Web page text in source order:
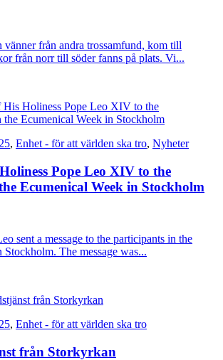
från andra trossamfund, kom till
från norr till söder fanns på plats. Vi...
, Enhet - för att världen ska tro, Nyheter
Pope Leo XIV to the
Ecumenical Week in Stockholm
sent a message to the participants in the
The message was...
, Enhet - för att världen ska tro
från Storkyrkan